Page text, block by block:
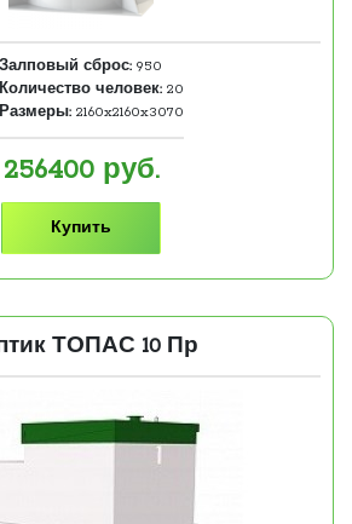
Залповый сброс: 950
Количество человек: 20
Размеры: 2160x2160x3070
256400 руб.
Купить
ТОПАС 10 Пр